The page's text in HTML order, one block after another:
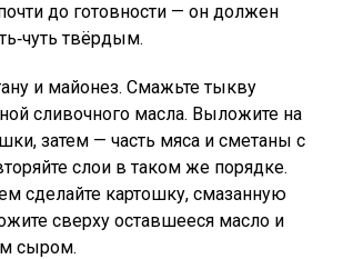
до готовности — он должен
твёрдым.
и майонез. Смажьте тыкву
сливочного масла. Выложите на
затем — часть мяса и сметаны с
слои в таком же порядке.
сделайте картошку, смазанную
сверху оставшееся масло и
сыром.